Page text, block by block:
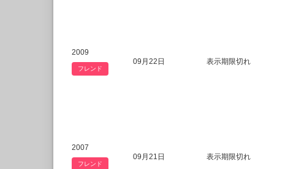
2009
フレンド
09月22日 表示期限切れ
2007
フレンド
09月21日 表示期限切れ